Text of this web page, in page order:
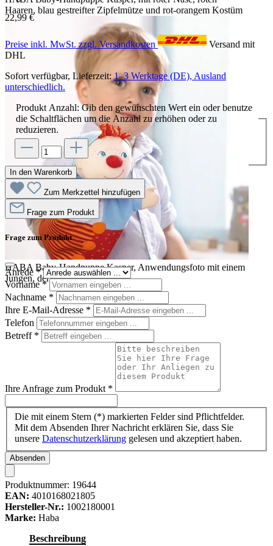
Haaren, blau gestreifter Zipfelmütze und rot-orangem Kostüm
HABA Baby-Handpuppe Kasper, Anwendungsfoto mit einem
Jungen, der die Puppe trägt
22,99 €
Preise inkl. MwSt. zzgl. Versandkosten
Versand mit
DHL
Sofort verfügbar, Lieferzeit:1–3 Werktage (DE), Ausland
unterschiedlich.
Produkt Anzahl: Gib den gewünschten Wert ein oder benutze
die Schaltflächen um die Anzahl zu erhöhen oder zu
reduzieren.
In den Warenkorb
Zum Merkzettel hinzufügen
Frage zum Produkt
Frage zum Produkt
Anrede*
Vorname*
Nachname *
Ihre E-Mail-Adresse *
Telefon
Betreff *
Ihre Anfrage zum Produkt *
Die mit einem Stern (*) markierten Felder sind Pflichtfelder.
Mit dem Absenden Ihrer Nachricht erklären Sie, dass Sie
unsere Datenschutzerklärung gelesen und akzeptiert haben.
Absenden
Produktnummer: 19644
EAN: 4010168021805
Hersteller-Nr.: 1002180001
Marke: Haba
Beschreibung